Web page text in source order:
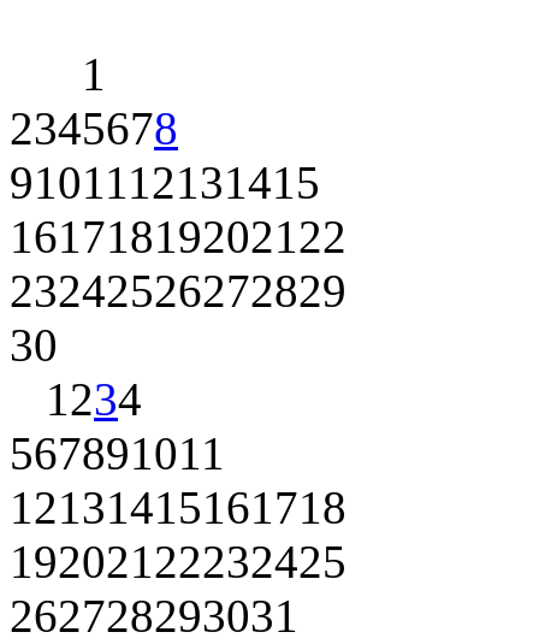
1
2345678
9101112131415
16171819202122
23242526272829
30
1234
567891011
12131415161718
19202122232425
262728293031